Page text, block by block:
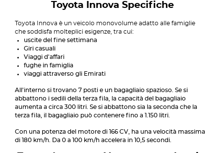
Toyota Innova Specifiche
Toyota Innova è un veicolo monovolume adatto alle famiglie
che soddisfa molteplici esigenze, tra cui:
uscite del fine settimana
Giri casuali
Viaggi d'affari
fughe in famiglia
viaggi attraverso gli Emirati
All'interno si trovano 7 posti e un bagagliaio spazioso. Se si
abbattono i sedili della terza fila, la capacità del bagagliaio
aumenta a circa 300 litri. Se si abbattono sia la seconda che la
terza fila, il bagagliaio può contenere fino a 1.150 litri.
Con una potenza del motore di 166 CV, ha una velocità massima
di 180 km/h. Da 0 a 100 km/h accelera in 10,5 secondi.